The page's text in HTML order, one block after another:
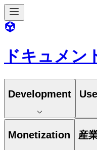
ドキュメン
Development
Monetization 産